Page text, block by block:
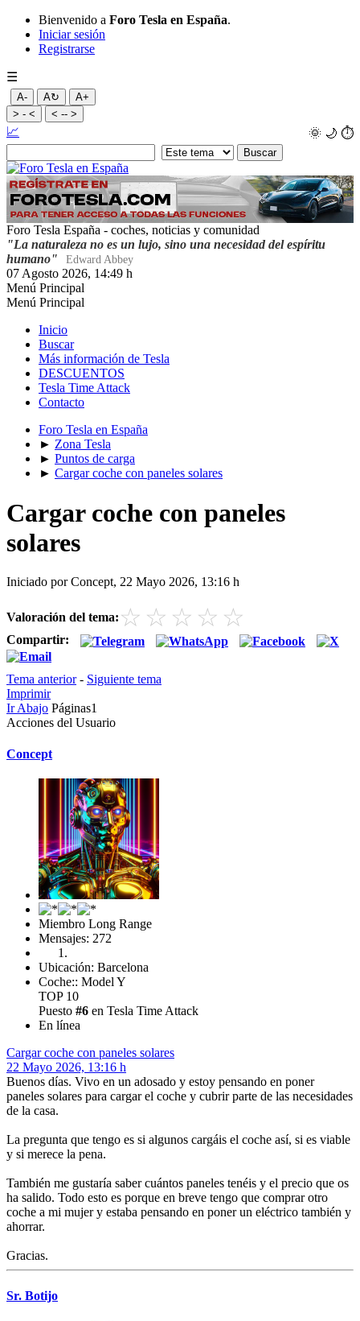
Bienvenido a Foro Tesla en España.
Iniciar sesión
Registrarse
☰
A- A↻
A+
> - <
< -- >
🌞 🌙 ⏱️
📈
Foro Tesla España - coches, noticias y comunidad
"La naturaleza no es un lujo, sino una necesidad del espíritu
humano"
Edward Abbey
07 Agosto 2026, 14:49 h
Menú Principal
Menú Principal
Inicio
Buscar
Más información de Tesla
DESCUENTOS
Tesla Time Attack
Contacto
Foro Tesla en España
► Zona Tesla
► Puntos de carga
► Cargar coche con paneles solares
Cargar coche con paneles
solares
Iniciado por Concept, 22 Mayo 2026, 13:16 h
Valoración del tema: ☆ ☆ ☆ ☆ ☆
Compartir:
Tema anterior- Siguiente tema
Imprimir
Ir Abajo Páginas1
Acciones del Usuario
Concept
Miembro Long Range
Mensajes: 272
Ubicación: Barcelona
Coche:: Model Y
TOP 10
Puesto #6 en Tesla Time Attack
En línea
Cargar coche con paneles solares
22 Mayo 2026, 13:16 h
Buenos días. Vivo en un adosado y estoy pensando en poner
paneles solares para cargar el coche y cubrir parte de las necesidades
de la casa.
La pregunta que tengo es si algunos cargáis el coche así, si es viable
y si merece la pena.
También me gustaría saber cuántos paneles tenéis y el precio que os
ha salido. Todo esto es porque en breve tengo que comprar otro
coche a mi mujer y estaba pensando en poner un eléctrico también y
ahorrar.
Gracias.
Sr. Botijo